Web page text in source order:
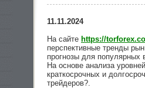
11.11.2024
На сайте https://
перспективные тренды
прогнозы для
На основе анализа
краткосрочных и
трейдеров?.